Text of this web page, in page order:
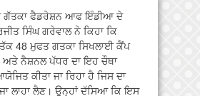
ਫੈਡਰੇਸ਼ਨ ਆਫ ਇੰਡੀਆ ਦੇ
ਸਿੰਘ ਗਰੇਵਾਲ ਨੇ ਕਿਹਾ ਕਿ
48 ਮੁਫਤ ਗਤਕਾ ਸਿਖਲਾਈ ਕੈਂਪ
ਅਤੇ ਨੈਸ਼ਨਲ ਪੱਧਰ ਦਾ ਇਹ ਚੌਥਾ
ਕੀਤਾ ਜਾ ਰਿਹਾ ਹੈ ਜਿਸ ਦਾ
ਲਾਹਾ ਲੈਣ। ਉਨ੍ਹਾਂ ਦੱਸਿਆ ਕਿ ਇਸ